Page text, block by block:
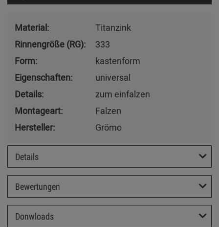
Material:
Titanzink
Rinnengröße (RG):
333
Form:
kastenform
Eigenschaften:
universal
Details:
zum einfalzen
Montageart:
Falzen
Hersteller:
Grömo
Details
Bewertungen
Donwloads